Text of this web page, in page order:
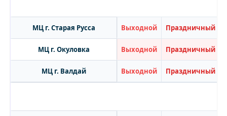
МЦ г. Старая Русса Выходной Праздничный
МЦ г. Окуловка Выходной Праздничный
МЦ г. Валдай Выходной Праздничный